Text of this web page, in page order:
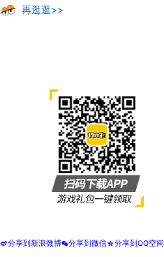
再逛逛>>
t分享到新浪微博w分享到微信z分享到QQ空间